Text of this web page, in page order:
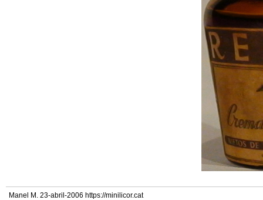
Manel M. 23-abril-2006 https://minilicor.cat